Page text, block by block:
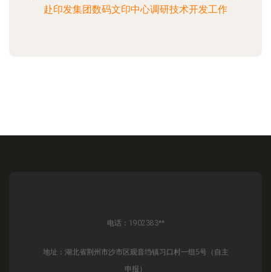
赴印发集团数码文印中心调研技术开发工作
电话：1902383**
地址：湖北省荆州市沙市区观音垱镇习口村一组5号（自主
申报）